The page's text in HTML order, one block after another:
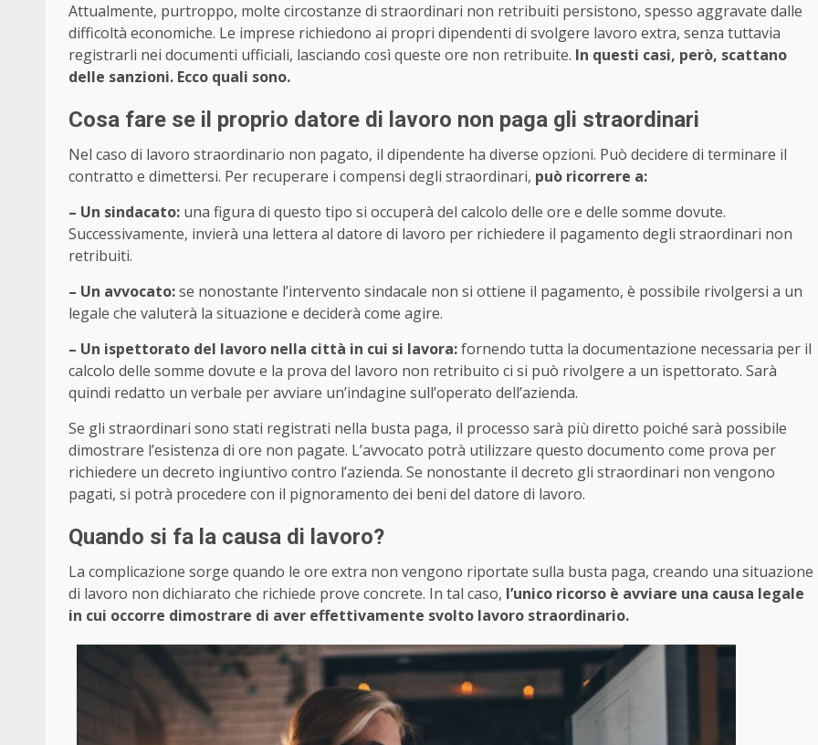
Attualmente, purtroppo, molte circostanze di straordinari non retribuiti persistono, spesso aggravate dalle
difficoltà economiche. Le imprese richiedono ai propri dipendenti di svolgere lavoro extra, senza tuttavia
registrarli nei documenti ufficiali, lasciando così queste ore non retribuite. In questi casi, però, scattano
delle sanzioni. Ecco quali sono.
Cosa fare se il proprio datore di lavoro non paga gli straordinari
Nel caso di lavoro straordinario non pagato, il dipendente ha diverse opzioni. Può decidere di terminare il
contratto e dimettersi. Per recuperare i compensi degli straordinari, può ricorrere a:
– Un sindacato: una figura di questo tipo si occuperà del calcolo delle ore e delle somme dovute.
Successivamente, invierà una lettera al datore di lavoro per richiedere il pagamento degli straordinari non
retribuiti.
– Un avvocato:se nonostante l’intervento sindacale non si ottiene il pagamento, è possibile rivolgersi a un
legale che valuterà la situazione e deciderà come agire.
– Un ispettorato del lavoro nella città in cui si lavora:fornendo tutta la documentazione necessaria per il
calcolo delle somme dovute e la prova del lavoro non retribuito ci si può rivolgere a un ispettorato. Sarà
quindi redatto un verbale per avviare un’indagine sull’operato dell’azienda.
Se gli straordinari sono stati registrati nella busta paga, il processo sarà più diretto poiché sarà possibile
dimostrare l’esistenza di ore non pagate. L’avvocato potrà utilizzare questo documento come prova per
richiedere un decreto ingiuntivo contro l’azienda. Se nonostante il decreto gli straordinari non vengono
pagati, si potrà procedere con il pignoramento dei beni del datore di lavoro.
Quando si fa la causa di lavoro?
La complicazione sorge quando le ore extra non vengono riportate sulla busta paga, creando una situazione
di lavoro non dichiarato che richiede prove concrete. In tal caso, l’unico ricorso è avviare una causa legale
in cui occorre dimostrare di aver effettivamente svolto lavoro straordinario.